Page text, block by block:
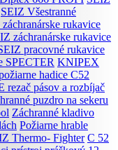
SEIZ Všestranné
rukavice
záchranárske rukavice
pracovné rukavice
SPECTER KNIPEX
hadice C52
rezač pásov a rozbíjač
puzdro na sekeru
Záchranné kladivo
Požiarne hrable
Thermo- Fighter C 52